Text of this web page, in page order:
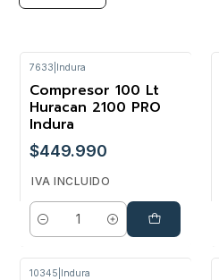
7633 Indura
Compresor 100 Lt
Huracan 2100 PRO
Indura
$449.990
IVA INCLUIDO
Cantidad
10345 Indura